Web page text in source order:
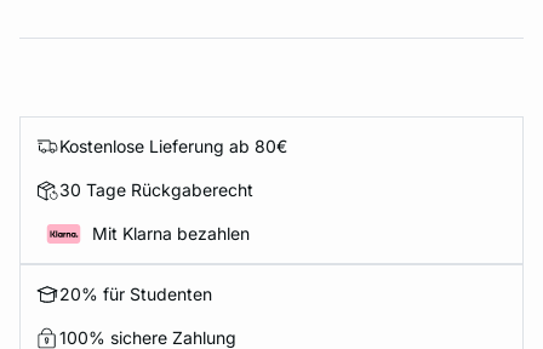
Kostenlose Lieferung ab 80€
30 Tage Rückgaberecht
Mit Klarna bezahlen
20% für Studenten
100% sichere Zahlung